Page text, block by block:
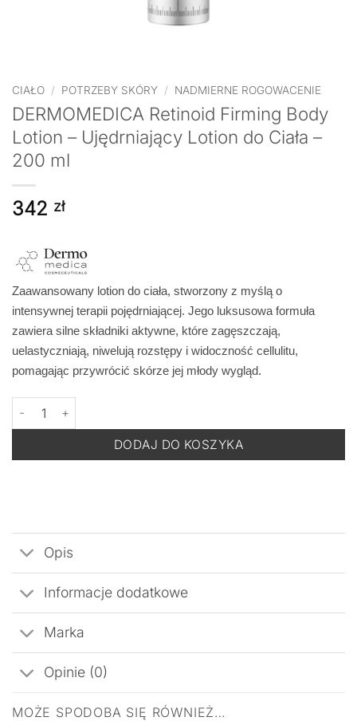
CIAŁO / POTRZEBY SKÓRY / NADMIERNE ROGOWACENIE
DERMOMEDICA Retinoid Firming Body
Lotion – Ujędrniający Lotion do Ciała –
200 ml
342 zł
Zaawansowany lotion do ciała, stworzony z myślą o
intensywnej terapii pojędrniającej. Jego luksusowa formuła
zawiera silne składniki aktywne, które zagęszczają,
uelastyczniają, niwelują rozstępy i widoczność cellulitu,
pomagając przywrócić skórze jej młody wygląd.
ilość DERMOMEDICA Retinoid Firming Body Lotion -
DODAJ DO KOSZYKA
Opis
Informacje dodatkowe
Marka
Opinie (0)
MOŻE SPODOBA SIĘ RÓWNIEŻ…